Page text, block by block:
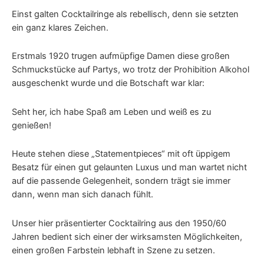
Einst galten Cocktailringe als rebellisch, denn sie setzten
ein ganz klares Zeichen.
Erstmals 1920 trugen aufmüpfige Damen diese großen
Schmuckstücke auf Partys, wo trotz der Prohibition Alkohol
ausgeschenkt wurde und die Botschaft war klar:
Seht her, ich habe Spaß am Leben und weiß es zu
genießen!
Heute stehen diese „Statementpieces“ mit oft üppigem
Besatz für einen gut gelaunten Luxus und man wartet nicht
auf die passende Gelegenheit, sondern trägt sie immer
dann, wenn man sich danach fühlt.
Unser hier präsentierter Cocktailring aus den 1950/60
Jahren bedient sich einer der wirksamsten Möglichkeiten,
einen großen Farbstein lebhaft in Szene zu setzen.